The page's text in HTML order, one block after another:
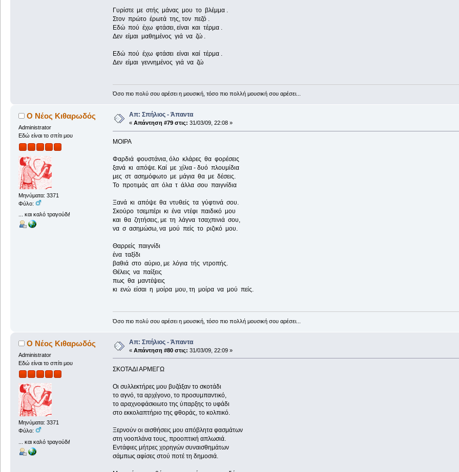
Γυρίστε με στής μάνας μου το βλέμμα .
Στον πρώτο έρωτά της, τον πεζό .
Εδώ πού έχω φτάσει, είναι και τέρμα .
Δεν είμαι μαθημένος γιά να ζώ .
Εδώ πού έχω φτάσει είναι καί τέρμα .
Δεν είμαι γεννημένος γιά να ζώ
Όσο πιο πολύ σου αρέσει η μουσική, τόσο πιο πολλή μουσική σου αρέσει...
Ο Νέος Κιθαρωδός
Administrator
Εδώ είναι το σπίτι μου
Μηνύματα: 3371
Φύλο:
... και καλό τραγούδι!
Απ: Σπήλιος - Άπαντα
« Απάντηση #79 στις: 31/03/09, 22:08 »
ΜΟΙΡΑ
Φαρδιά φουστάνια, όλο κλάρες θα φορέσεις
ξανά κι απόψε. Καί με χίλια - δυό πλουμίδια
μες στ ασημόφωτο με μάγια θα με δέσεις.
Το προτιμάς απ όλα τ άλλα σου παιγνίδια
Ξανά κι απόψε θα ντυθείς τα γύφτινά σου.
Σκούρο τσεμπέρι κι ένα ντέφι παιδικό μου
και θα ζητήσεις, με τη λάγνα τσαχπινιά σου,
να σ ασημώσω, να μού πείς το ριζικό μου.
Θαρρείς παιγνίδι
ένα ταξίδι
βαθιά στο αύριο, με λόγια τής ντροπής.
Θέλεις να παίξεις
πως θα μαντέψεις
κι ενώ είσαι η μοίρα μου, τη μοίρα να μού πείς.
Όσο πιο πολύ σου αρέσει η μουσική, τόσο πιο πολλή μουσική σου αρέσει...
Ο Νέος Κιθαρωδός
Administrator
Εδώ είναι το σπίτι μου
Μηνύματα: 3371
Φύλο:
... και καλό τραγούδι!
Απ: Σπήλιος - Άπαντα
« Απάντηση #80 στις: 31/03/09, 22:09 »
ΣΚΟΤΑΔΙ ΑΡΜΕΓΩ
Οι συλλεκτήρες μου βυζάξαν το σκοτάδι
το αγνό, τα αρχέγονο, το προσυμπαντικό,
το αραχνοφάσκιωτο της ύπαρξης το υφάδι
στο εκκολαπτήριο της φθοράς, το κολπικό.
Ξερνούν οι αισθήσεις μου απόβλητα φασμάτων
στη νοοπλάνα τους, προοπτική απλωσιά.
Εντάφιες μήτρες χορηγών συναισθημάτων
σάμπως αφίσες στού ποτέ τη δημοσιά.